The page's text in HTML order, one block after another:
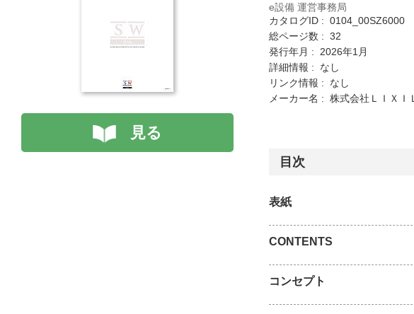
見る
e設備 運営事務局
カタログID : 0104_00SZ6000
総ページ数 : 32
発行年月 : 2026年1月
詳細情報 : なし
リンク情報 : なし
メーカー名 : 株式会社ＬＩＸＩＬ
目次
表紙
CONTENTS
コンセプト